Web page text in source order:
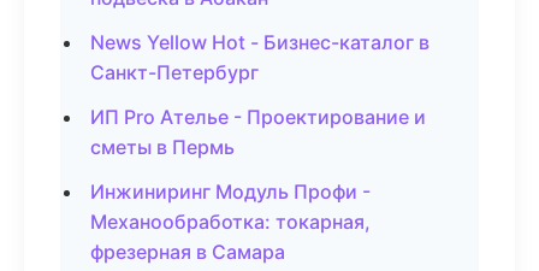
News Yellow Hot - Бизнес-каталог в
Санкт-Петербург
ИП Pro Ателье - Проектирование и
сметы в Пермь
Инжиниринг Модуль Профи -
Механообработка: токарная,
фрезерная в Самара